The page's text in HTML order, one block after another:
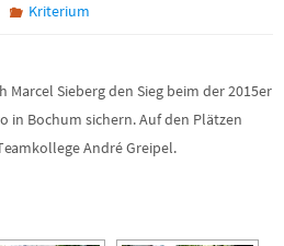
Kriterium
Sieberg den Sieg beim der 2015er
in Bochum sichern. Auf den Plätzen
André Greipel.